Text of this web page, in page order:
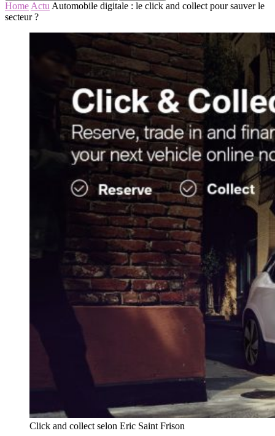
Home Actu Automobile digitale : le click and collect pour sauver le
secteur ?
Click and collect selon Eric Saint Frison